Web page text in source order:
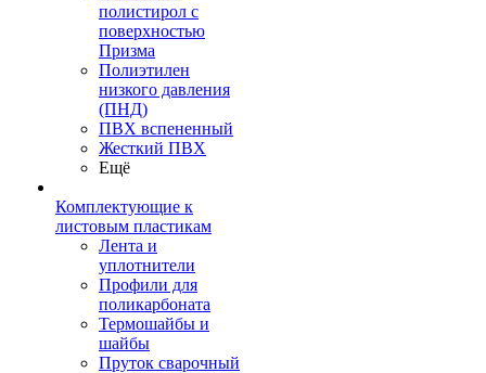
полистирол с
поверхностью
Призма
Полиэтилен
низкого давления
(ПНД)
ПВХ вспененный
Жесткий ПВХ
Ещё
Комплектующие к
листовым пластикам
Лента и
уплотнители
Профили для
поликарбоната
Термошайбы и
шайбы
Пруток сварочный